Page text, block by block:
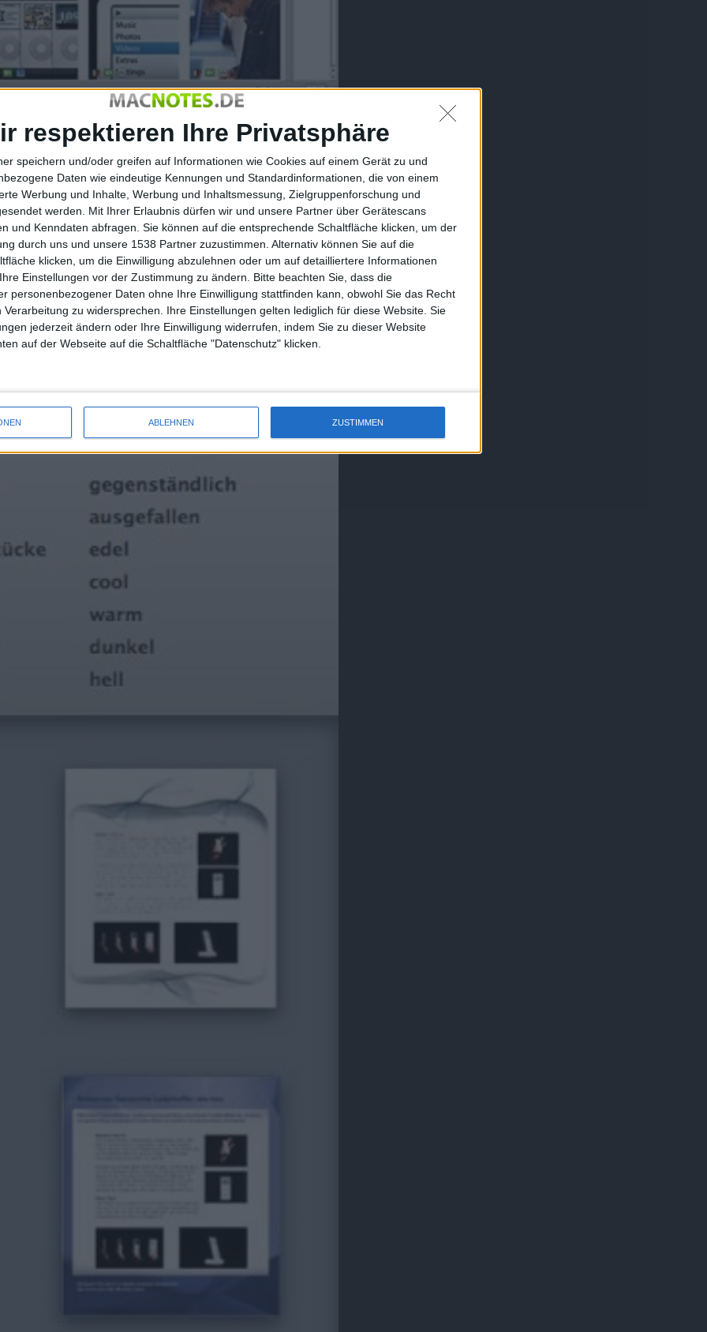
respektieren Ihre Privatsphäre
speichern und/oder greifen auf Informationen wie Cookies auf einem Gerät zu und
Daten wie eindeutige Kennungen und Standardinformationen, die von einem
Werbung und Inhalte, Werbung und Inhaltsmessung, Zielgruppenforschung und
werden.
Mit Ihrer Erlaubnis dürfen wir und unsere Partner über Gerätescans
und Kenndaten abfragen. Sie können auf die entsprechende Schaltfläche klicken, um der
durch uns und unsere 1538 Partner zuzustimmen. Alternativ können Sie auf die
klicken, um die Einwilligung abzulehnen oder um auf detailliertere Informationen
Einstellungen vor der Zustimmung zu ändern.
Bitte beachten Sie, dass die
personenbezogener Daten ohne Ihre Einwilligung stattfinden kann, obwohl Sie das Recht
Verarbeitung zu widersprechen. Ihre Einstellungen gelten lediglich für diese Website. Sie
jederzeit ändern oder Ihre Einwilligung widerrufen, indem Sie zu dieser Website
auf der Webseite auf die Schaltfläche "Datenschutz" klicken.
ABLEHNEN ZUSTIMMEN
(400x271 Pixel, 29 kB).
der es unmöglich macht nur annähernd alle
uns im Test daher auf die neuen Funktionen iniSale 4.
zurückgreifen. Um die Suche zu erleichtern, sind die
Um mehrere Themenbereiche auszuwählen, sollte
jeden Geschmack und für jeden zu verkaufenden Artikel
per Drag-and-drop mit Bildern sowohl aus iPhoto als auch
Minuten bis zum fertigen Angebot.
Bild 1 von 1